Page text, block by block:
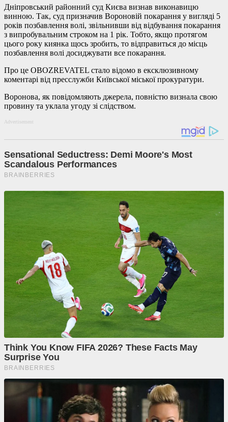
Дніпровський районний суд Києва визнав виконавицю
винною. Так, суд призначив Вороновій покарання у вигляді 5
років позбавлення волі, звільнивши від відбування покарання
з випробувальним строком на 1 рік. Тобто, якщо протягом
цього року киянка щось зробить, то відправиться до місць
позбавлення волі досиджувати все покарання.
Про це OBOZREVATEL стало відомо в ексклюзивному
коментарі від пресслужби Київської міської прокуратури.
Воронова, як повідомляють джерела, повністю визнала свою
провину та уклала угоду зі слідством.
Advertisement